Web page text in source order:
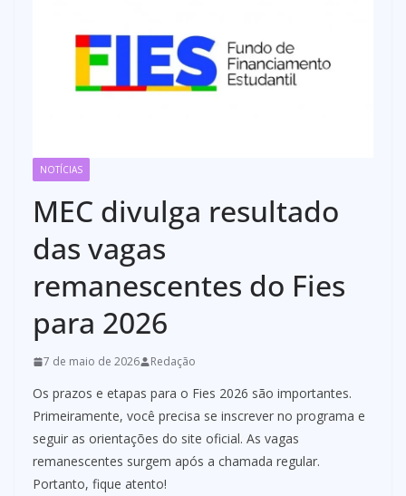
NOTÍCIAS
MEC divulga resultado
das vagas
remanescentes do Fies
para 2026
7 de maio de 2026 Redação
Os prazos e etapas para o Fies 2026 são importantes.
Primeiramente, você precisa se inscrever no programa e
seguir as orientações do site oficial. As vagas
remanescentes surgem após a chamada regular.
Portanto, fique atento!